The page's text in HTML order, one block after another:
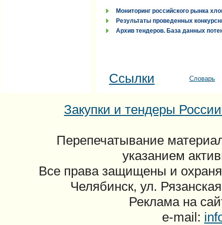
Мониторинг российского рынка
Результаты проведенных
Архив тендеров. База данных
Ссылки Словарь
Закупки и тендеры
Перепечатывание
указанием
Все права защищены и
Челябинск, ул.
Реклама на
e-mail: